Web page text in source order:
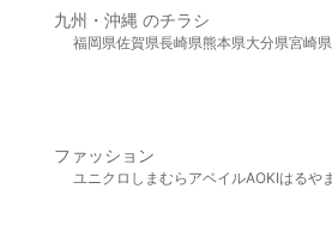
九州・沖縄 のチラシ
福岡県佐賀県長崎県熊本県大分県宮崎県
ファッション
ユニクロ しまむら アベイルAOKIはるやま